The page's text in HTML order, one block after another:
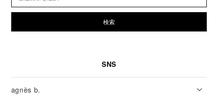
検索
SNS
agnès b.